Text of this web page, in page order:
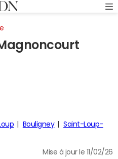
Bouligney
Saint-Loup-
Mise à jour le 11/02/26